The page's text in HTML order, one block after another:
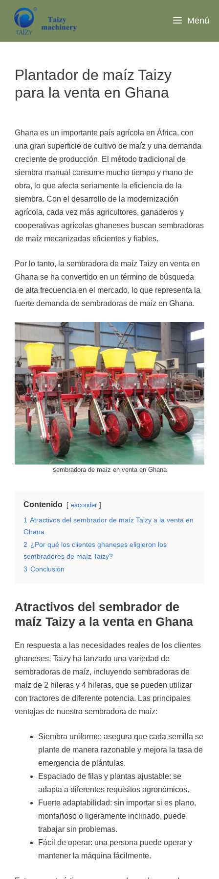
contenido
Menú
Plantador de maíz Taizy
para la venta en Ghana
Ghana es un importante país agrícola en África, con
una gran superficie de cultivo de maíz y una demanda
creciente de producción. El método tradicional de
siembra manual consume mucho tiempo y mano de
obra, lo que afecta seriamente la eficiencia de la
siembra. Con el desarrollo de la modernización
agrícola, cada vez más agricultores, ganaderos y
cooperativas agrícolas ghaneses buscan sembradoras
de maíz mecanizadas eficientes y fiables.
Por lo tanto, la sembradora de maíz Taizy en venta en
Ghana se ha convertido en un término de búsqueda
de alta frecuencia en el mercado, lo que representa la
fuerte demanda de sembradoras de maíz en Ghana.
sembradora de maíz en venta en Ghana
Contenido esconder
1 Atractivos del sembrador de maíz Taizy a la venta en
Ghana
2 ¿Por qué los clientes ghaneses eligieron los
sembradores de maíz Taizy?
3 Conclusión
Atractivos del sembrador de
maíz Taizy a la venta en Ghana
En respuesta a las necesidades reales de los clientes
ghaneses, Taizy ha lanzado una variedad de
sembradoras de maíz, incluyendo sembradoras de
maíz de 2 hileras y 4 hileras, que se pueden utilizar
con tractores de diferente potencia. Las principales
ventajas de nuestra sembradora de maíz:
Siembra uniforme: asegura que cada semilla se
plante de manera razonable y mejora la tasa de
emergencia de plántulas.
Espaciado de filas y plantas ajustable: se
adapta a diferentes requisitos agronómicos.
Fuerte adaptabilidad: sin importar si es plano,
montañoso o ligeramente inclinado, puede
trabajar sin problemas.
Fácil de operar: una persona puede operar y
mantener la máquina fácilmente.